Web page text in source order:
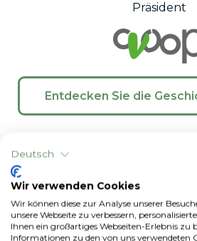
Präsident
Entdecken Sie die
Deutsch
Wir verwenden Cookies
Wir können diese zur Analyse unserer
unsere Webseite zu verbessern,
Ihnen ein großartiges Webseiten-Erlebnis zu
Informationen zu den von uns verwendeten